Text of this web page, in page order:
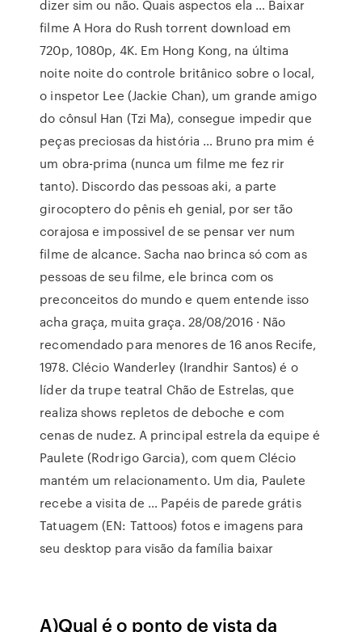
dizer sim ou não. Quais aspectos ela … Baixar
filme A Hora do Rush torrent download em
720p, 1080p, 4K. Em Hong Kong, na última
noite noite do controle britânico sobre o local,
o inspetor Lee (Jackie Chan), um grande amigo
do cônsul Han (Tzi Ma), consegue impedir que
peças preciosas da história … Bruno pra mim é
um obra-prima (nunca um filme me fez rir
tanto). Discordo das pessoas aki, a parte
girocoptero do pênis eh genial, por ser tão
corajosa e impossivel de se pensar ver num
filme de alcance. Sacha nao brinca só com as
pessoas de seu filme, ele brinca com os
preconceitos do mundo e quem entende isso
acha graça, muita graça. 28/08/2016 · Não
recomendado para menores de 16 anos Recife,
1978. Clécio Wanderley (Irandhir Santos) é o
líder da trupe teatral Chão de Estrelas, que
realiza shows repletos de deboche e com
cenas de nudez. A principal estrela da equipe é
Paulete (Rodrigo Garcia), com quem Clécio
mantém um relacionamento. Um dia, Paulete
recebe a visita de … Papéis de parede grátis
Tatuagem (EN: Tattoos) fotos e imagens para
seu desktop para visão da família baixar
A)Qual é o ponto de vista da